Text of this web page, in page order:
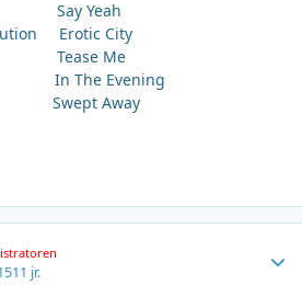
Yeah
Erotic City
Tease Me
In The Evening
Away
11 jr.